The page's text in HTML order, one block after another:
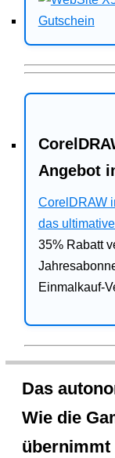
Angebot
CorelDRAW
das
35% Rabatt
Einmalkauf-
Das
Wie die
übernimmt